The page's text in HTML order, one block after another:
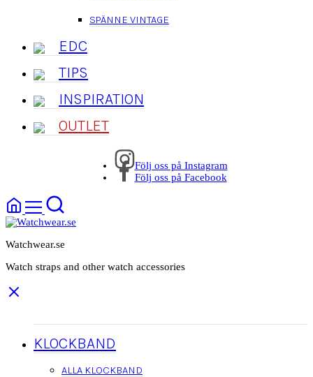
SPÄNNE VINTAGE
EDC
TIPS
INSPIRATION
OUTLET
Följ oss på Instagram
Följ oss på Facebook
Watchwear.se
Watch straps and other watch accessories
KLOCKBAND
ALLA KLOCKBAND